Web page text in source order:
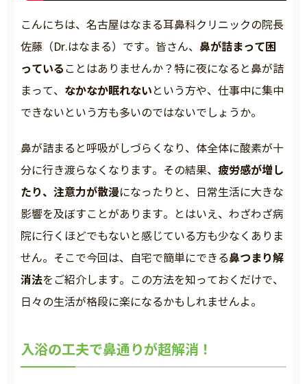
こんにちは、名古屋はなまる耳鼻科クリニックの院長
佐藤（Dr.はなまる）です。皆さん、 鼻が詰まって困
っている ことはありませんか？特に夜になると鼻が詰
まって、 なかなか眠れない という方や、仕事中に集中
できないという方も多いのではないでしょうか。
鼻が詰まると呼吸がしづらくなり、体全体に酸素が十
分に行き渡らなくなります。その結果、 疲労感が増し
たり、注意力が散漫になったりと、日常生活に大きな
影響を及ぼすことがあります。とはいえ、わざわざ病
院に行くほどでもないと感じている方も少なくありま
せん。そこで今回は、自宅で簡単にできる鼻つまり解
消法をご紹介します。この方法を知っておくだけで、
日々の生活が格段に楽になるかもしれませんよ。
入浴の工夫で鼻通りが超解消！